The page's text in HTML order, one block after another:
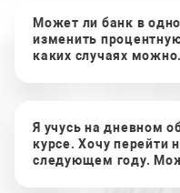
Может ли банк в
изменить
каких случаях
Я учусь на дневном
курсе. Хочу перейти
следующем году.